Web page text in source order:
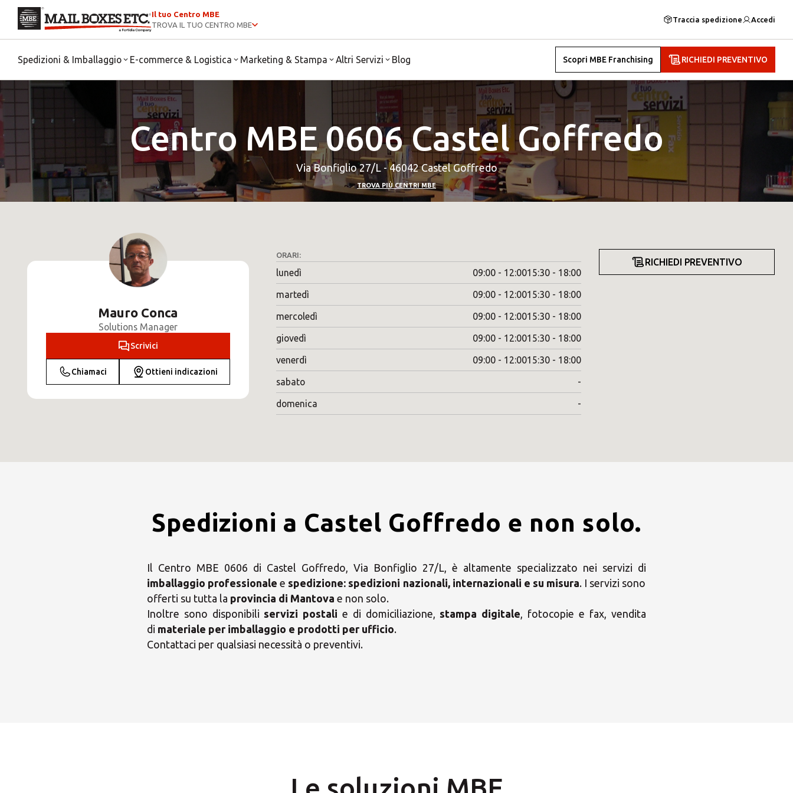
Il tuo Centro MBE
TROVA IL TUO CENTRO MBE
Traccia spedizione Accedi
Spedizioni & Imballaggio E-commerce & Logistica Marketing & Stampa Altri Servizi Blog Scopri MBE Franchising RICHIEDI PREVENTIVO
Centro MBE 0606 Castel Goffredo
Via Bonfiglio 27/L - 46042 Castel Goffredo
TROVA PIÙ CENTRI MBE
Mauro Conca
Solutions Manager
Scrivici
Chiamaci Ottieni indicazioni
ORARI:
lunedì 09:00 - 12:0015:30 - 18:00
martedì 09:00 - 12:0015:30 - 18:00
mercoledì 09:00 - 12:0015:30 - 18:00
giovedì 09:00 - 12:0015:30 - 18:00
venerdì 09:00 - 12:0015:30 - 18:00
sabato -
domenica -
RICHIEDI PREVENTIVO
Spedizioni a Castel Goffredo e non solo.
Il Centro MBE 0606 di Castel Goffredo, Via Bonfiglio 27/L, è altamente specializzato nei servizi di
imballaggio professionale e spedizione: spedizioni nazionali, internazionali e su misura. I servizi sono
offerti su tutta la provincia di Mantova e non solo.
Inoltre sono disponibili servizi postali e di domiciliazione, stampa digitale, fotocopie e fax, vendita
di materiale per imballaggio e prodotti per ufficio.
Contattaci per qualsiasi necessità o preventivi.